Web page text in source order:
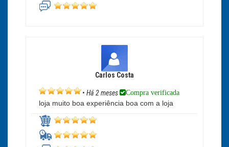
Carlos Costa
• Há 2 meses Compra verificada
loja muito boa experiência boa com a loja